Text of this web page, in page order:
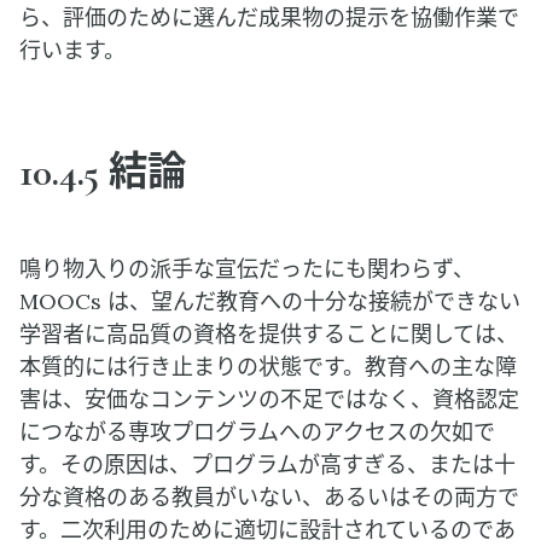
ら、評価のために選んだ成果物の提示を協働作業で
行います。
10.4.5 結論
鳴り物入りの派手な宣伝だったにも関わらず、
MOOCs は、望んだ教育への十分な接続ができない
学習者に高品質の資格を提供することに関しては、
本質的には行き止まりの状態です。教育への主な障
害は、安価なコンテンツの不足ではなく、資格認定
につながる専攻プログラムへのアクセスの欠如で
す。その原因は、プログラムが高すぎる、または十
分な資格のある教員がいない、あるいはその両方で
す。二次利用のために適切に設計されているのであ